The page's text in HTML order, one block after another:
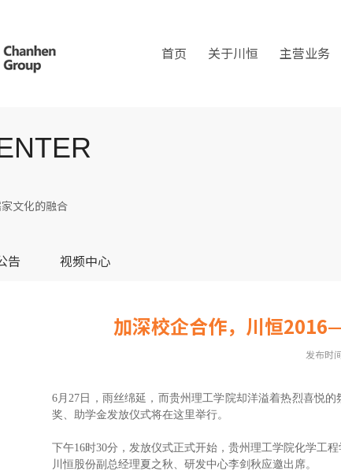
首页 关于川恒 主营业务
文化的融合
告 视频中心
加深校企合作，川恒
发布时
6月27 日，雨丝绵延，而贵州理工学院却洋溢着热烈喜悦
奖、助学金发放仪式将在这里举行。
下午16时30分，发放仪式正式开始，贵州理工学院化学工
川恒股份副总经理夏之秋、研发中心李剑秋应邀出席。